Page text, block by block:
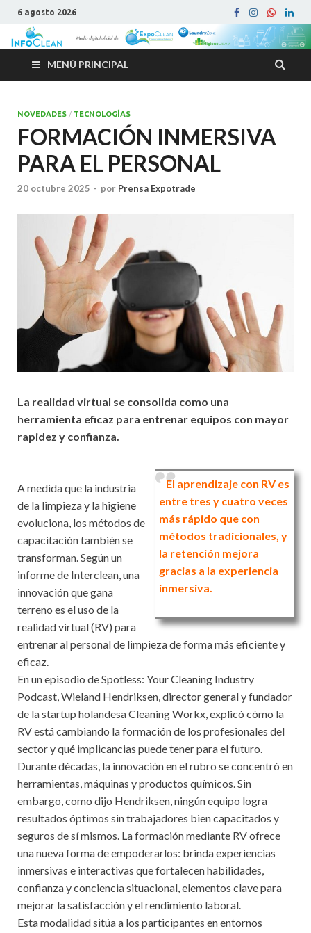
6 agosto 2026
MENÚ PRINCIPAL
NOVEDADES / TECNOLOGÍAS
FORMACIÓN INMERSIVA
PARA EL PERSONAL
20 octubre 2025 - por Prensa Expotrade
La realidad virtual se consolida como una
herramienta eficaz para entrenar equipos con mayor
rapidez y confianza.
El aprendizaje con RV es
entre tres y cuatro veces
más rápido que con
métodos tradicionales, y
la retención mejora
gracias a la experiencia
inmersiva.
A medida que la industria
de la limpieza y la higiene
evoluciona, los métodos de
capacitación también se
transforman. Según un
informe de Interclean, una
innovación que gana
terreno es el uso de la
realidad virtual (RV) para
entrenar al personal de limpieza de forma más eficiente y
eficaz.
En un episodio de Spotless: Your Cleaning Industry
Podcast, Wieland Hendriksen, director general y fundador
de la startup holandesa Cleaning Workx, explicó cómo la
RV está cambiando la formación de los profesionales del
sector y qué implicancias puede tener para el futuro.
Durante décadas, la innovación en el rubro se concentró en
herramientas, máquinas y productos químicos. Sin
embargo, como dijo Hendriksen, ningún equipo logra
resultados óptimos sin trabajadores bien capacitados y
seguros de sí mismos. La formación mediante RV ofrece
una nueva forma de empoderarlos: brinda experiencias
inmersivas e interactivas que fortalecen habilidades,
confianza y conciencia situacional, elementos clave para
mejorar la satisfacción y el rendimiento laboral.
Esta modalidad sitúa a los participantes en entornos